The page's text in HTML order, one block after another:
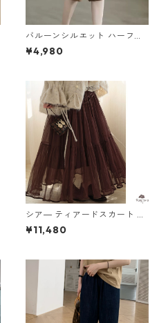
バルーンシルエット ハーフパ
ンツ 4col Y 260103
¥4,980
シア― ティアードスカート M
2col 250413
¥11,480